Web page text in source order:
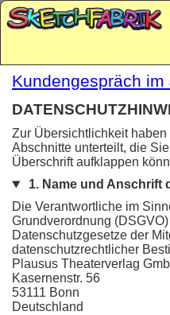
Kundengespräch im
Zur Übersichtlichkeit
Abschnitte unterteilt, die
Überschrift aufklappen
1. Name und Anschrift
Die Verantwortliche im
Grundverordnung
Datenschutzgesetze der
datenschutzrechtlicher
Plausus Theaterverlag
Kasernenstr. 56
53111 Bonn
Deutschland